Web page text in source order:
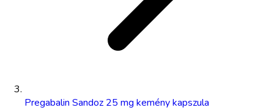
Pregabalin Sandoz 25 mg kemény kapszula